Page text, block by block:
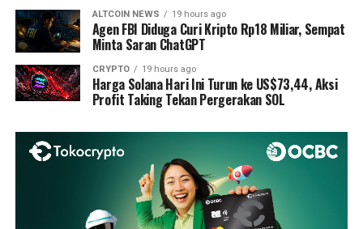
ALTCOIN NEWS 19 hours ago
Agen FBI Diduga Curi Kripto Rp18 Miliar, Sempat
Minta Saran ChatGPT
CRYPTO 19 hours ago
Harga Solana Hari Ini Turun ke US$73,44, Aksi
Profit Taking Tekan Pergerakan SOL